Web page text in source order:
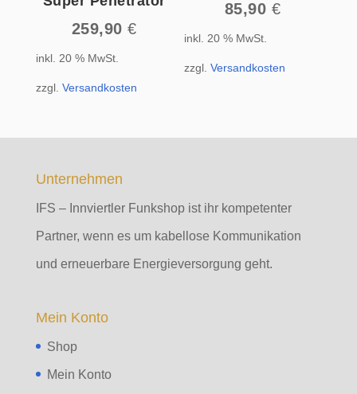
259,90€
inkl. 20 % MwSt.
zzgl. Versandkosten
85,90 €
inkl. 20 % MwSt.
zzgl.Versandkosten
Unternehmen
IFS – Innviertler Funkshop ist ihr kompetenter
Partner, wenn es um kabellose Kommunikation
und erneuerbare Energieversorgung geht.
Mein Konto
Shop
Mein Konto